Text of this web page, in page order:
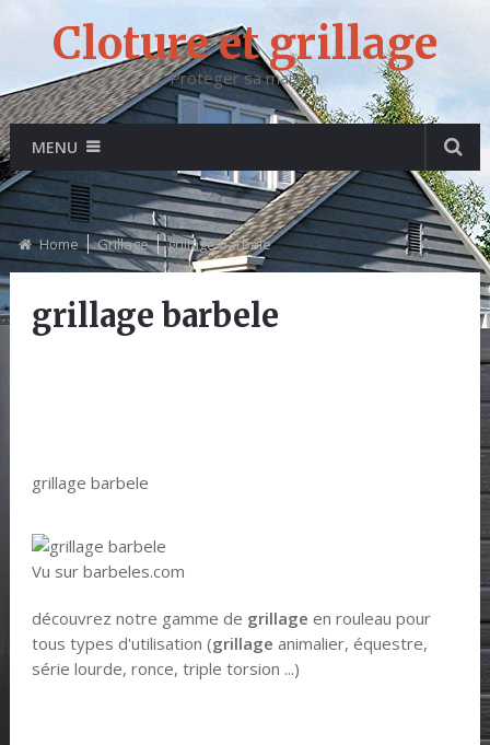
Cloture et grillage
Proteger sa maison
MENU
Home Grillage grillage barbele
grillage barbele
grillage barbele
Vu sur barbeles.com
découvrez notre gamme de grillage en rouleau pour
tous types d'utilisation (grillage animalier, équestre,
série lourde, ronce, triple torsion ...)